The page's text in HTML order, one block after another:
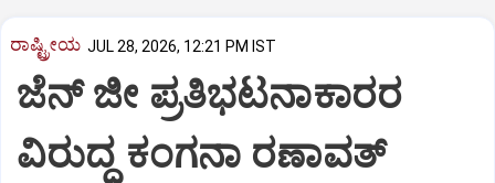
ರಾಷ್ಟ್ರೀಯ JUL 28, 2026, 12:21 PM IST
ಜೆನ್ ಜೀ ಪ್ರತಿಭಟನಾಕಾರರ
ವಿರುದ್ಧ ಕಂಗನಾ ರಣಾವತ್